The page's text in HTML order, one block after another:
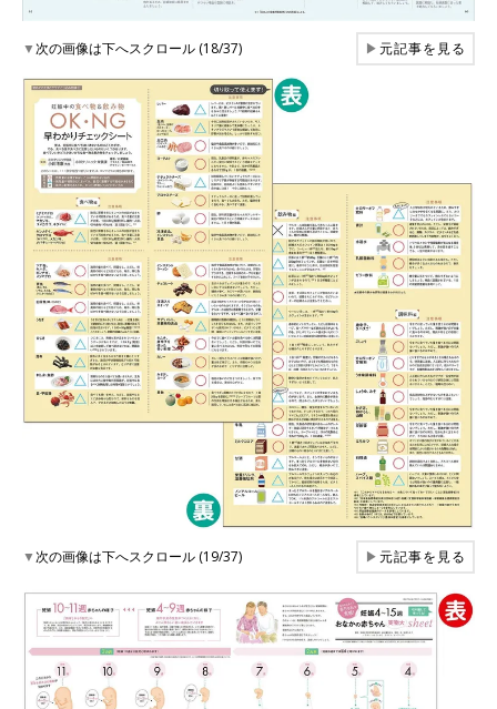
▼次の画像は下へスクロール (18/37) ▶元記事を見る
▼次の画像は下へスクロール (19/37) ▶元記事を見る